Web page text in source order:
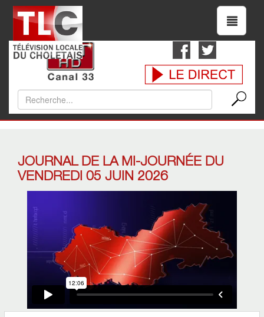
JOURNAL DE LA MI-JOURNÉE DU
VENDREDI 05 JUIN 2026